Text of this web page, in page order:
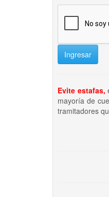
Ingresar
Evite estafas,
mayoría de
tramitadores